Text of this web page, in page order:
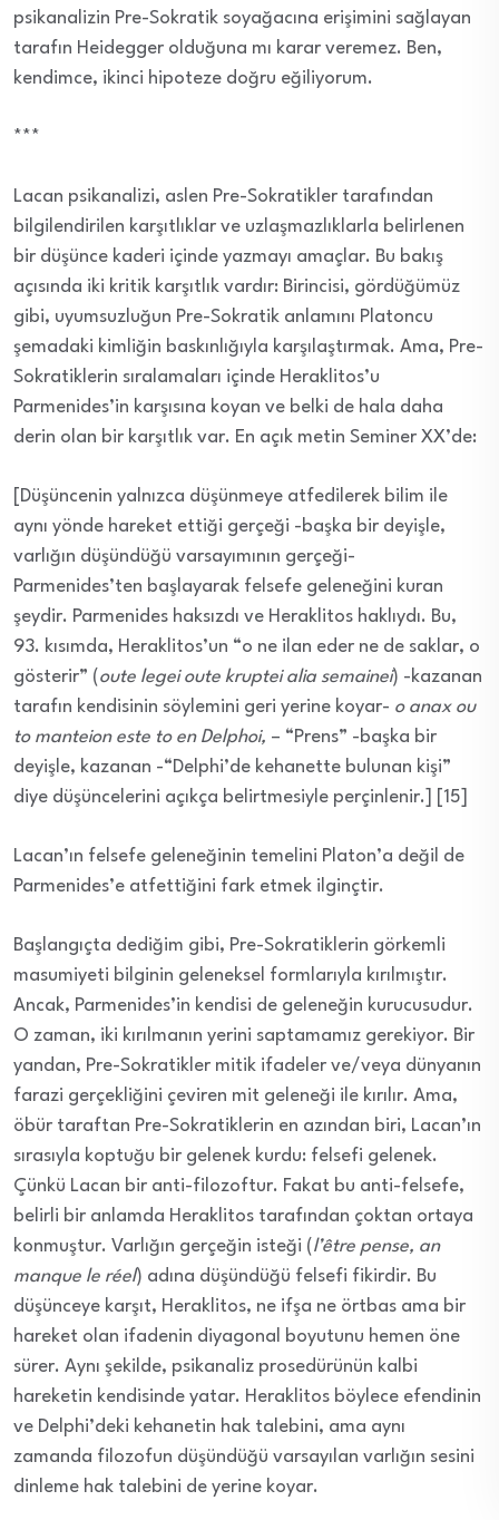
psikanalizin Pre-Sokratik soyağacına erişimini sağlayan
tarafın Heidegger olduğuna mı karar veremez. Ben,
kendimce, ikinci hipoteze doğru eğiliyorum.
***
Lacan psikanalizi, aslen Pre-Sokratikler tarafından
bilgilendirilen karşıtlıklar ve uzlaşmazlıklarla belirlenen
bir düşünce kaderi içinde yazmayı amaçlar. Bu bakış
açısında iki kritik karşıtlık vardır: Birincisi, gördüğümüz
gibi, uyumsuzluğun Pre-Sokratik anlamını Platoncu
şemadaki kimliğin baskınlığıyla karşılaştırmak. Ama, Pre-
Sokratiklerin sıralamaları içinde Heraklitos’u
Parmenides’in karşısına koyan ve belki de hala daha
derin olan bir karşıtlık var. En açık metin Seminer XX’de:
[Düşüncenin yalnızca düşünmeye atfedilerek bilim ile
aynı yönde hareket ettiği gerçeği -başka bir deyişle,
varlığın düşündüğü varsayımının gerçeği-
Parmenides’ten başlayarak felsefe geleneğini kuran
şeydir. Parmenides haksızdı ve Heraklitos haklıydı. Bu,
93. kısımda, Heraklitos’un “o ne ilan eder ne de saklar, o
gösterir” (oute legei oute kruptei alia semainei) -kazanan
tarafın kendisinin söylemini geri yerine koyar- o anax ou
to manteion este to en Delphoi, – “Prens” -başka bir
deyişle, kazanan -“Delphi’de kehanette bulunan kişi”
diye düşüncelerini açıkça belirtmesiyle perçinlenir.] [15]
Lacan’ın felsefe geleneğinin temelini Platon’a değil de
Parmenides’e atfettiğini fark etmek ilginçtir.
Başlangıçta dediğim gibi, Pre-Sokratiklerin görkemli
masumiyeti bilginin geleneksel formlarıyla kırılmıştır.
Ancak, Parmenides’in kendisi de geleneğin kurucusudur.
O zaman, iki kırılmanın yerini saptamamız gerekiyor. Bir
yandan, Pre-Sokratikler mitik ifadeler ve/veya dünyanın
farazi gerçekliğini çeviren mit geleneği ile kırılır. Ama,
öbür taraftan Pre-Sokratiklerin en azından biri, Lacan’ın
sırasıyla koptuğu bir gelenek kurdu: felsefi gelenek.
Çünkü Lacan bir anti-filozoftur. Fakat bu anti-felsefe,
belirli bir anlamda Heraklitos tarafından çoktan ortaya
konmuştur. Varlığın gerçeğin isteği (l’être pense, an
manque le réel) adına düşündüğü felsefi fikirdir. Bu
düşünceye karşıt, Heraklitos, ne ifşa ne örtbas ama bir
hareket olan ifadenin diyagonal boyutunu hemen öne
sürer. Aynı şekilde, psikanaliz prosedürünün kalbi
hareketin kendisinde yatar. Heraklitos böylece efendinin
ve Delphi’deki kehanetin hak talebini, ama aynı
zamanda filozofun düşündüğü varsayılan varlığın sesini
dinleme hak talebini de yerine koyar.